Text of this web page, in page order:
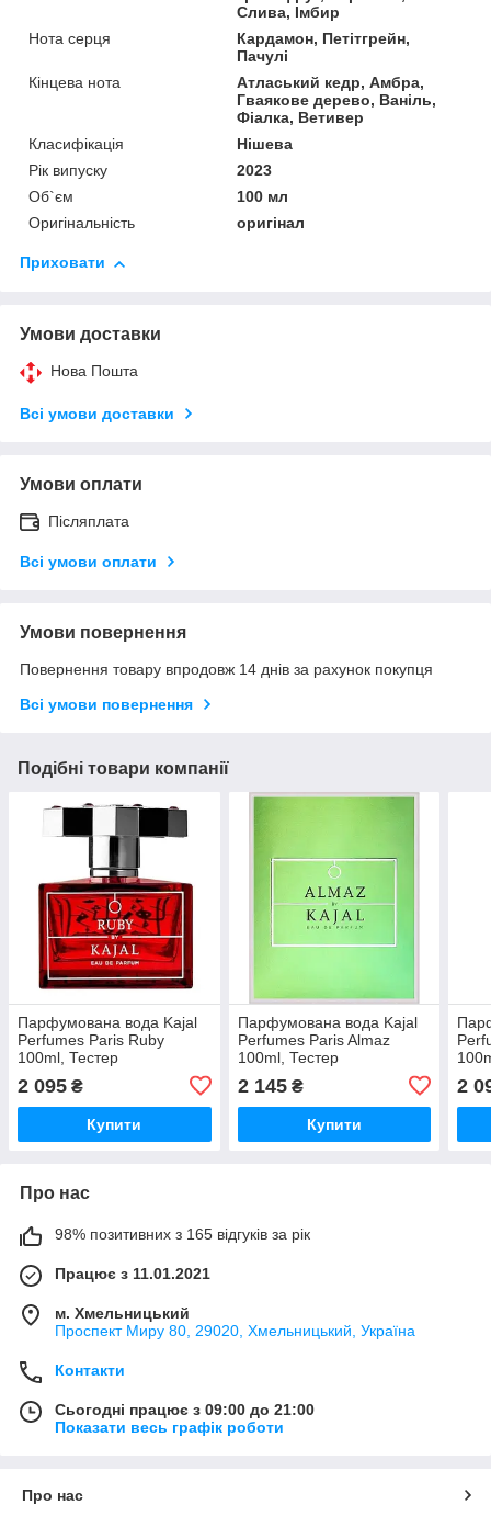
Слива, Імбир
Нота серця
Кардамон, Петітгрейн,
Пачулі
Кінцева нота
Атласький кедр, Амбра,
Гваякове дерево, Ваніль,
Фіалка, Ветивер
Класифікація
Нішева
Рік випуску
2023
Об`єм
100 мл
Оригінальність
оригінал
Приховати
Умови доставки
Нова Пошта
Всі умови доставки
Умови оплати
Післяплата
Всі умови оплати
Умови повернення
Повернення товару впродовж 14 днів за рахунок покупця
Всі умови повернення
Подібні товари компанії
Парфумована вода Kajal
Perfumes Paris Ruby
100ml, Тестер
2 095 ₴
Купити
Парфумована вода Kajal
Perfumes Paris Almaz
100ml, Тестер
2 145₴
Купити
2
Про нас
98% позитивних з 165 відгуків за рік
Працює з 11.01.2021
м. Хмельницький
Проспект Миру 80, 29020, Хмельницький, Україна
Контакти
Сьогодні працює з 09:00 до 21:00
Показати весь графік роботи
Про нас